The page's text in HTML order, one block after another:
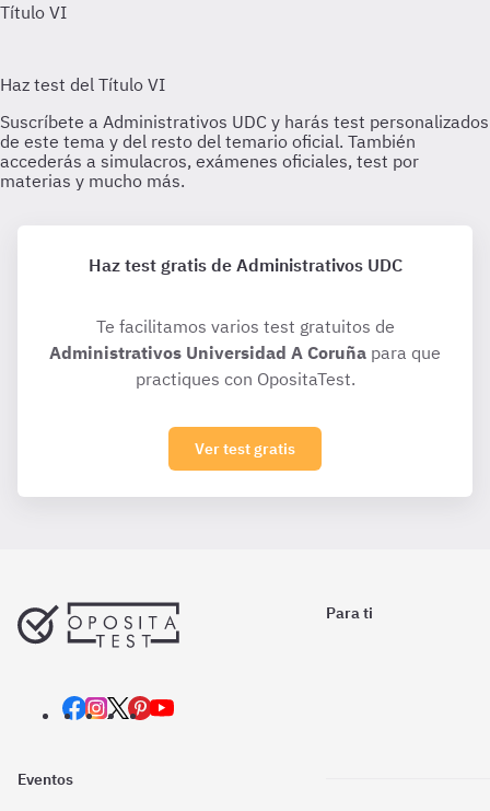
Haz test gratis de Administrativos UDC
Te facilitamos varios test gratuitos de
Administrativos Universidad A Coruña para que
practiques con OpositaTest.
Ver test gratis
Para ti
Eventos